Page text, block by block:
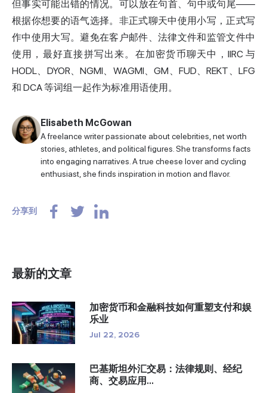
但事实可能出错的情况。可以放在句首、句中或句尾——
根据你想要的语气选择。非正式聊天中使用小写，正式写
作中使用大写。避免在客户邮件、法律文件和监管文件中
使用，最好直接拼写出来。在加密货币聊天中，IIRC 与
HODL、DYOR、NGMI、WAGMI、GM、FUD、REKT、LFG
和 DCA 等词组一起作为标准用语使用。
Elisabeth McGowan
A freelance writer passionate about celebrities, net worth
stories, athletes, and political figures. She transforms facts
into engaging narratives. A true cheese lover and cycling
enthusiast, she finds inspiration in motion and flavor.
分享到
最新的文章
加密货币和金融科技如何重塑支付和娱
乐业
Jul 22, 2026
巴基斯坦外汇交易：法律规则、经纪
商、交易应用...